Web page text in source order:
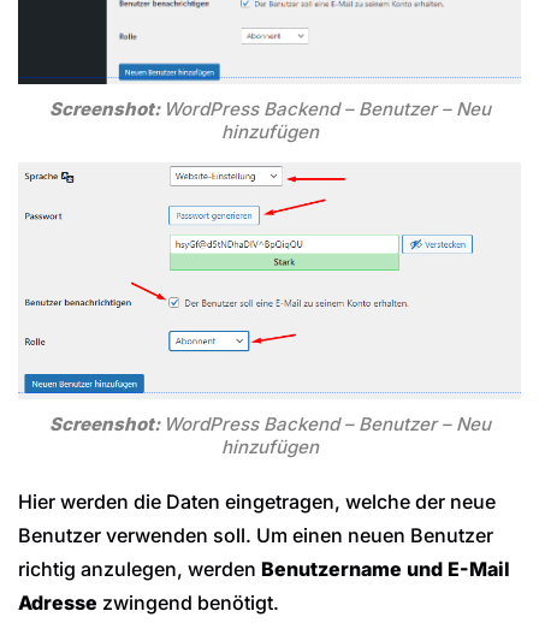
Screenshot: WordPress Backend – Benutzer – Neu
hinzufügen
Screenshot: WordPress Backend – Benutzer – Neu
hinzufügen
Hier werden die Daten eingetragen, welche der neue
Benutzer verwenden soll. Um einen neuen Benutzer
richtig anzulegen, werden Benutzername und E-Mail
Adresse zwingend benötigt.